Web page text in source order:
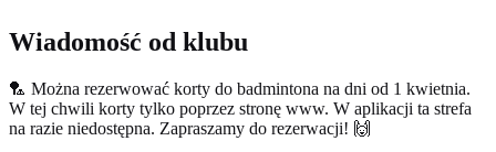
Wiadomość od klubu
🏸 Można rezerwować korty do badmintona na dni od 1 kwietnia.
W tej chwili korty tylko poprzez stronę www. W aplikacji ta strefa
na razie niedostępna. Zapraszamy do rezerwacji! 🙌